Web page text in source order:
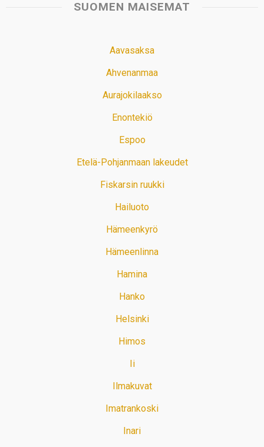
SUOMEN MAISEMAT
Aavasaksa
Ahvenanmaa
Aurajokilaakso
Enontekiö
Espoo
Etelä-Pohjanmaan lakeudet
Fiskarsin ruukki
Hailuoto
Hämeenkyrö
Hämeenlinna
Hamina
Hanko
Helsinki
Himos
Ii
Ilmakuvat
Imatrankoski
Inari